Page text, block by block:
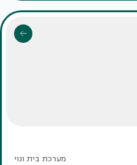
מערכת בית ונוי